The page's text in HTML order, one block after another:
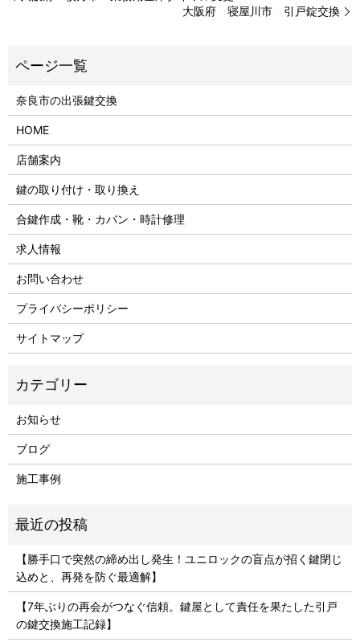
大阪府 寝屋川市 引戸錠交換
奈良市の出張鍵交換
HOME
店舗案内
鍵の取り付け・取り換え
合鍵作成・靴・カバン・時計修理
求人情報
お問い合わせ
プライバシーポリシー
サイトマップ
お知らせ
ブログ
施工事例
【勝手口で突然の締め出し発生！ユニロックの盲点が招く鍵閉じ
込めと、再発を防ぐ最適解】
【7年ぶりの再会がつなぐ信頼。鍵屋として責任を果たした引戸
の鍵交換施工記録】